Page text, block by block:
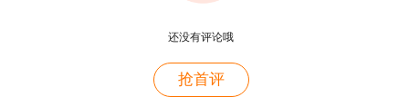
还没有评论哦
抢首评